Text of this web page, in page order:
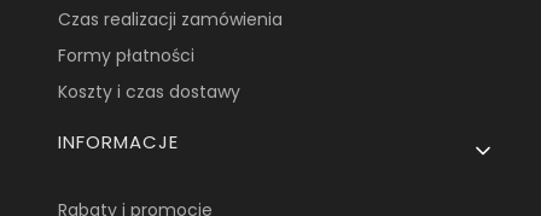
Czas realizacji zamówienia
Formy płatności
Koszty i czas dostawy
INFORMACJE
Rabaty i promocje